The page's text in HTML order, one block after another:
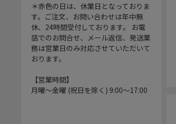
＊赤色の日は、休業日となっておりま
す。ご注文、お問い合わせは年中無
休、24時間受付しております。 お電
話でのお問合せ、メール返信、発送業
務は営業日のみ対応させていただいて
おります。
【営業時間】
月曜～金曜 (祝日を除く) 9:00～17:00